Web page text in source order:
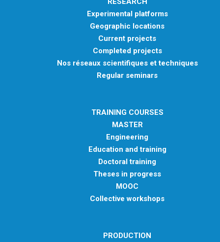
Experimental platforms
Geographic locations
Current projects
Completed projects
Nos réseaux scientifiques et techniques
Regular seminars
TRAINING COURSES
MASTER
Engineering
Education and training
Doctoral training
Theses in progress
MOOC
Collective workshops
PRODUCTION